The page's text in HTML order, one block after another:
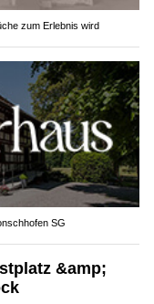
zum Erlebnis wird
SG
&amp;